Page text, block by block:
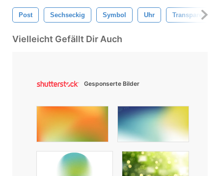
Post Sechseckig Symbol Uhr Transparente
Vielleicht Gefällt Dir Auch
Gesponserte Bilder